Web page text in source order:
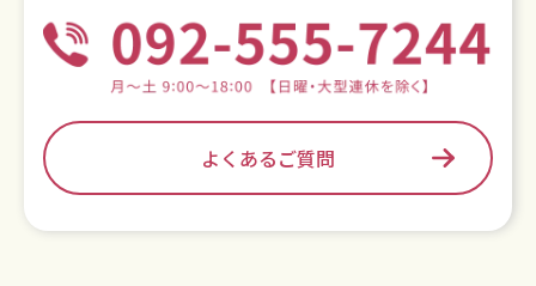
よくあるご質問